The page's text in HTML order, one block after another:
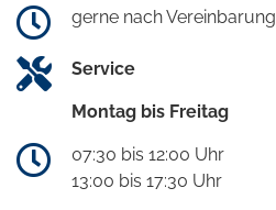
gerne nach Vereinbarung
Service
Montag bis Freitag
07:30 bis 12:00 Uhr
13:00 bis 17:30 Uhr